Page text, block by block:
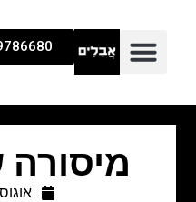
אוגוסט